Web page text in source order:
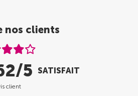
nos clients
5 SATISFAIT
client